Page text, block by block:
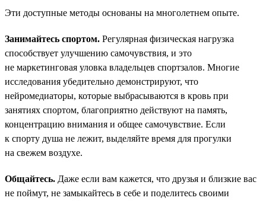
Эти доступные методы основаны на многолетнем опыте.
Занимайтесь спортом. Регулярная физическая нагрузка
способствует улучшению самочувствия, и это
не маркетинговая уловка владельцев спортзалов. Многие
исследования убедительно демонстрируют, что
нейромедиаторы, которые выбрасываются в кровь при
занятиях спортом, благоприятно действуют на память,
концентрацию внимания и общее самочувствие. Если
к спорту душа не лежит, выделяйте время для прогулки
на свежем воздухе.
Общайтесь. Даже если вам кажется, что друзья и близкие вас
не поймут, не замыкайтесь в себе и поделитесь своими